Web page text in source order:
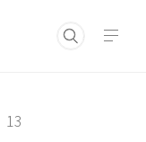
13